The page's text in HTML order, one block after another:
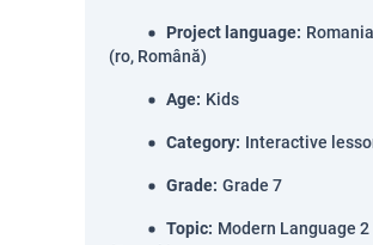
Project language:
(ro, Română)
Age: Kids
Category: Interactive
Grade: Grade 7
Topic: Modern Language 2